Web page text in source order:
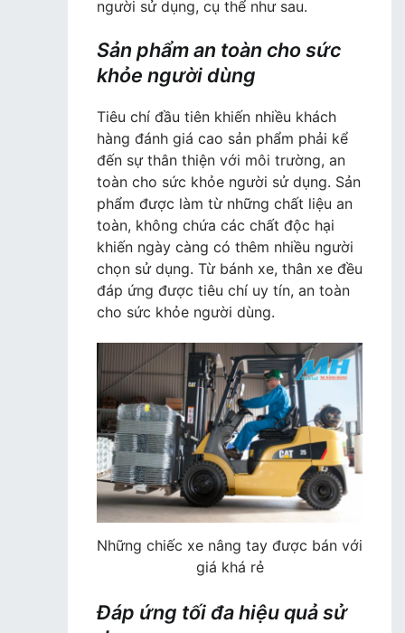
người sử dụng, cụ thể như sau.
Sản phẩm an toàn cho sức
khỏe người dùng
Tiêu chí đầu tiên khiến nhiều khách
hàng đánh giá cao sản phẩm phải kể
đến sự thân thiện với môi trường, an
toàn cho sức khỏe người sử dụng. Sản
phẩm được làm từ những chất liệu an
toàn, không chứa các chất độc hại
khiến ngày càng có thêm nhiều người
chọn sử dụng. Từ bánh xe, thân xe đều
đáp ứng được tiêu chí uy tín, an toàn
cho sức khỏe người dùng.
Những chiếc xe nâng tay được bán với
giá khá rẻ
Đáp ứng tối đa hiệu quả sử